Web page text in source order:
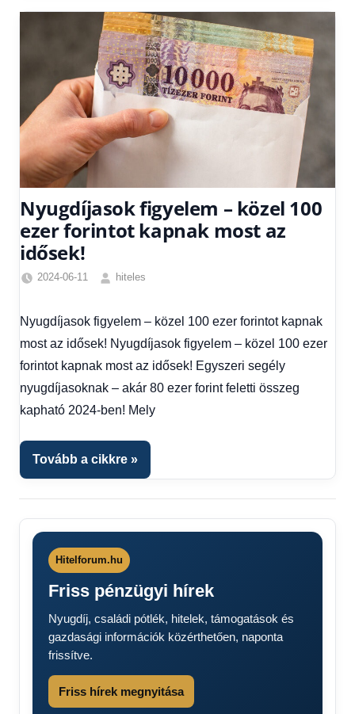
Nyugdíjasok figyelem – közel 100
ezer forintot kapnak most az
idősek!
2024-06-11
hiteles
Gazdaság ,
Hírek,
Hitel
fórum
Nyugdíjasok figyelem – közel 100 ezer forintot kapnak
most az idősek! Nyugdíjasok figyelem – közel 100 ezer
forintot kapnak most az idősek! Egyszeri segély
nyugdíjasoknak – akár 80 ezer forint feletti összeg
kapható 2024-ben! Mely
Tovább a cikkre
Hitelforum.hu
Friss pénzügyi hírek
Nyugdíj, családi pótlék, hitelek, támogatások és
gazdasági információk közérthetően, naponta
frissítve.
Friss hírek megnyitása